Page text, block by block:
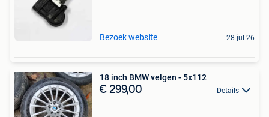
Bezoek website 28 jul 26
18 inch BMW velgen - 5x112
€ 299,00 Details